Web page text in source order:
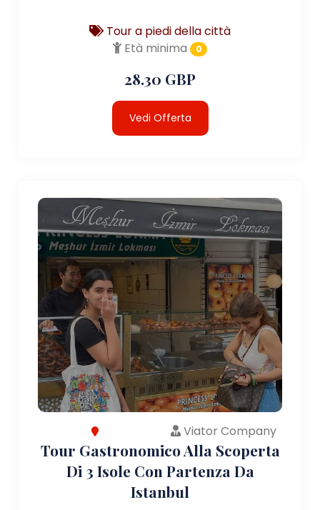
Tour a piedi della città
Età minima
0
28.30 GBP
Vedi Offerta
Viator Company
Tour Gastronomico Alla Scoperta
Di 3 Isole Con Partenza Da
Istanbul